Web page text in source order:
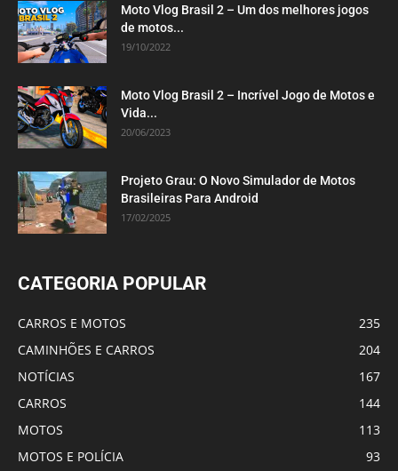
Moto Vlog Brasil 2 – Um dos melhores jogos
de motos...
19/10/2022
Moto Vlog Brasil 2 – Incrível Jogo de Motos e
Vida...
20/06/2023
Projeto Grau: O Novo Simulador de Motos
Brasileiras Para Android
17/02/2025
CATEGORIA POPULAR
CARROS E MOTOS
235
CAMINHÕES E CARROS
204
NOTÍCIAS
167
CARROS
144
MOTOS
113
MOTOS E POLÍCIA
93